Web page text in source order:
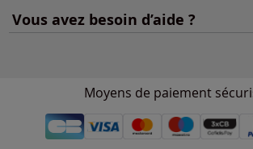
Vous avez besoin d’aide ?
Moyens de paiement